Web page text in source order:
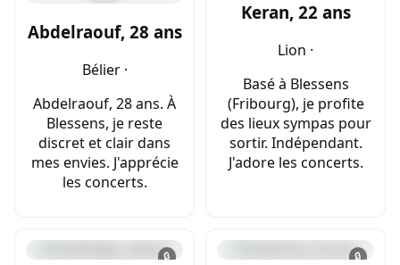
Abdelraouf, 28 ans
Bélier ·
Abdelraouf, 28 ans. À
Blessens, je reste
discret et clair dans
mes envies. J'apprécie
les concerts.
Keran, 22 ans
Lion ·
Basé à Blessens
(Fribourg), je profite
des lieux sympas pour
sortir. Indépendant.
J'adore les concerts.
🔒 🔒